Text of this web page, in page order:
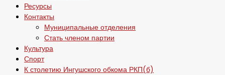
Ресурсы
Контакты
Муниципальные отделения
Стать членом партии
Культура
Спорт
К столетию Ингушского обкома РКП(б)